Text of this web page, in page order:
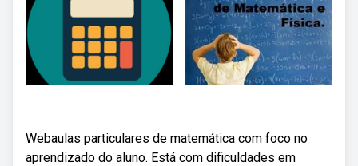
Webaulas particulares de matemática com foco no
aprendizado do aluno. Está com dificuldades em